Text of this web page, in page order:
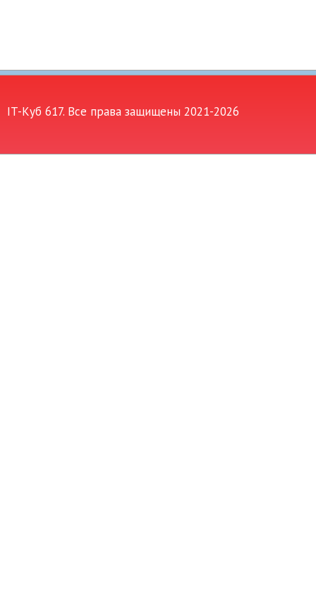
IT-Куб 617. Все права защищены 2021-2026